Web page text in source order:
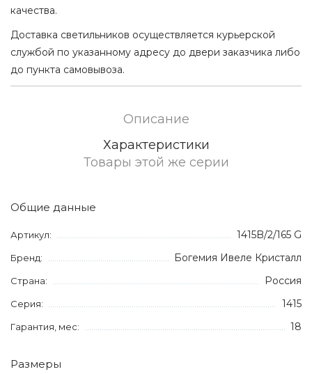
качества.
Доставка светильников осуществляется курьерской
службой по указанному адресу до двери заказчика либо
до пункта самовывоза.
Описание
Характеристики
Товары этой же серии
Общие данные
Артикул: 1415B/2/165 G
Бренд: Богемия Ивеле Кристалл
Страна: Россия
Серия: 1415
Гарантия, мес: 18
Размеры